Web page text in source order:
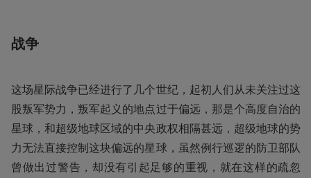
战争
这场星际战争已经进行了几个世纪，起初人们从未关注过这
股叛军势力，叛军起义的地点过于偏远，那是个高度自治的
星球，和超级地球区域的中央政权相隔甚远，超级地球的势
力无法直接控制这块偏远的星球，虽然例行巡逻的防卫部队
曾做出过警告，却没有引起足够的重视，就在这样的疏忽